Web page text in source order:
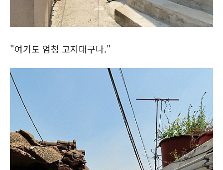
"여기도 엄청 고지대구나."